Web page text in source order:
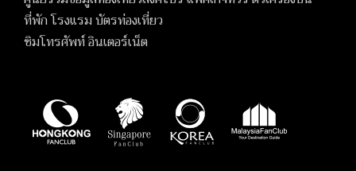
ที่พัก โรงแรม บัตรท่องเที่ยว
ซิมโทรศัพท์ อินเตอร์เน็ต